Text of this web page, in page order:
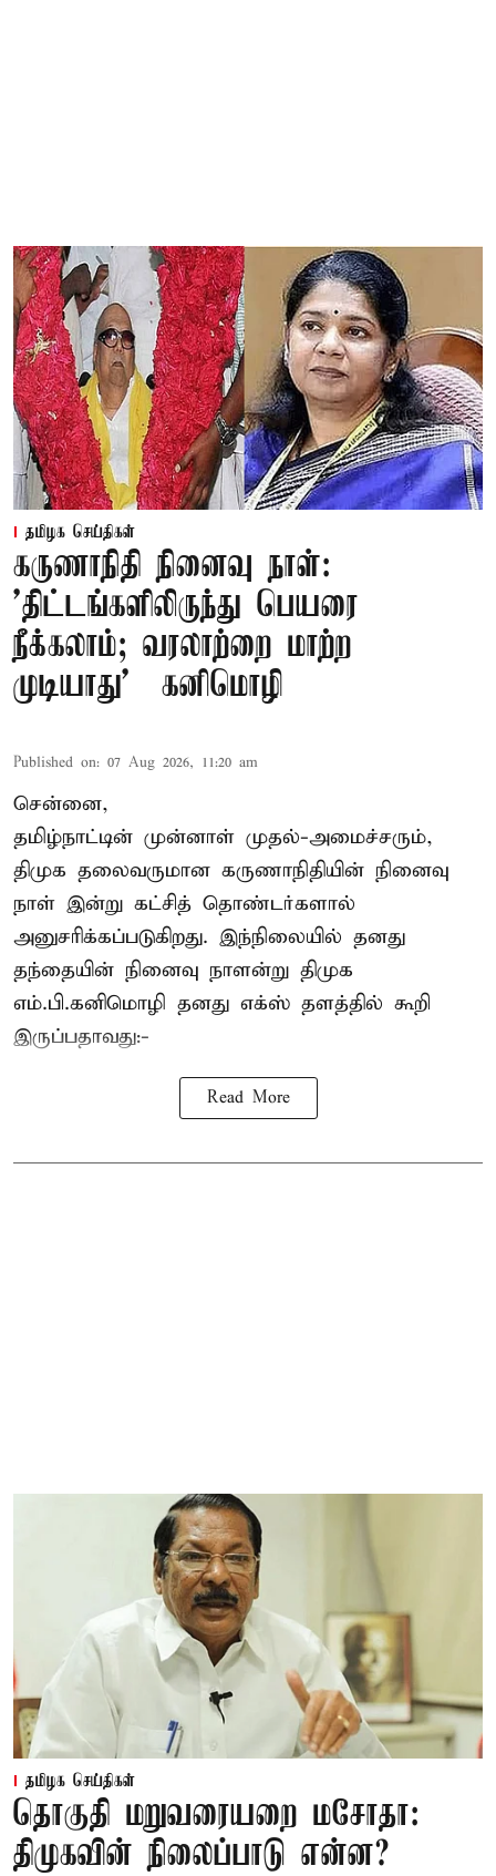
தமிழக செய்திகள்
கருணாநிதி நினைவு நாள்:
'திட்டங்களிலிருந்து பெயரை
நீக்கலாம்; வரலாற்றை மாற்ற
முடியாது' – கனிமொழி
Published on: 07 Aug 2026, 11:20 am
சென்னை,
தமிழ்நாட்டின் முன்னாள் முதல்-அமைச்சரும்,
திமுக தலைவருமான கருணாநிதியின் நினைவு
நாள் இன்று கட்சித் தொண்டர்களால்
அனுசரிக்கப்படுகிறது. இந்நிலையில் தனது
தந்தையின் நினைவு நாளன்று திமுக
எம்.பி.கனிமொழி தனது எக்ஸ் தளத்தில் கூறி
இருப்பதாவது:-
Read More
தமிழக செய்திகள்
தொகுதி மறுவரையறை மசோதா:
திமுகவின் நிலைப்பாடு என்ன?